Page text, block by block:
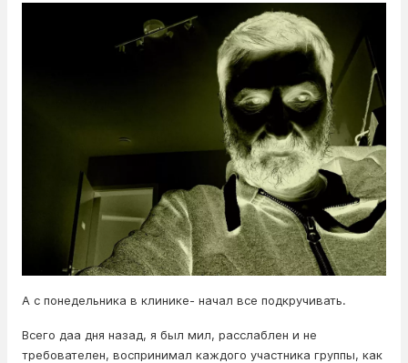
А с понедельника в клинике- начал все подкручивать.
Всего даа дня назад, я был мил, расслаблен и не
требователен, воспринимал каждого участника группы, как